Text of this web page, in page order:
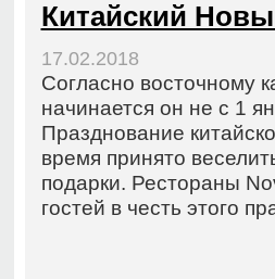
Китайский
17.02.2018
Согласно восточному
начинается он не с 1
Празднование
время принято
подарки. Рестораны
гостей в честь этого